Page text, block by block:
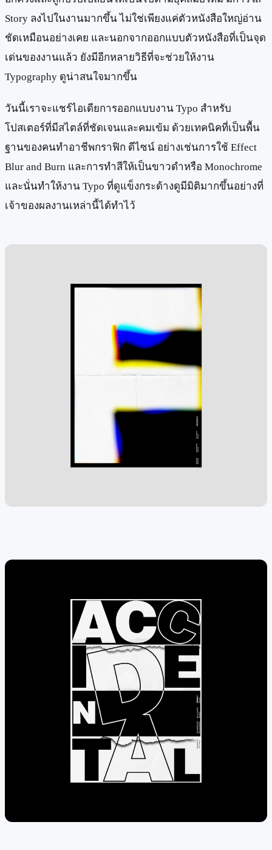
Story ลงไปในงานมากขึ้น ไม่ใช่เพียงแค่ตัวหนังสือใหญ่อ่าน
ชัดเหมือนอย่างเคย และนอกจากออกแบบตัวหนังสือที่เป็นจุด
เด่นของงานแล้ว ยังมีอีกหลายวิธีที่จะช่วยให้งาน
Typography ดูน่าสนใจมากขึ้น
วันนี้เราจะแชร์ไอเดียการออกแบบงาน Typo สำหรับ
โปสเตอร์ที่มีสไตล์ที่ชัดเจนและคมเข้ม ด้วยเทคนิคที่เป็นพื้น
ฐานของคนทำอาชีพกราฟิก ดีไซน์ อย่างเช่นการใช้ Effect
Blur and Burn และการทำสีให้เป็นขาวดำหรือ Monochrome
และนั่นทำให้งาน Typo ที่ดูแข็งกระด้างดูมีมิติมากขึ้นอย่างที่
เจ้าของผลงานเหล่านี้ได้ทำไว้